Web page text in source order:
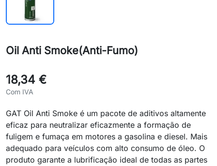
Oil Anti Smoke(Anti-Fumo)
18,34 €
Com IVA
GAT Oil Anti Smoke é um pacote de aditivos altamente
eficaz para neutralizar eficazmente a formação de
fuligem e fumaça em motores a gasolina e diesel. Mais
adequado para veículos com alto consumo de óleo. O
produto garante a lubrificação ideal de todas as partes